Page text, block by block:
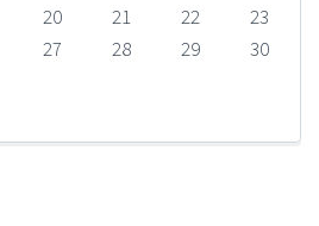
20 21 22
23
27 28 29
30